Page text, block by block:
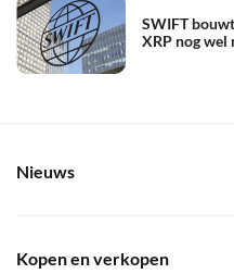
SWIFT
XRP nog wel
Nieuws
Kopen en verkopen